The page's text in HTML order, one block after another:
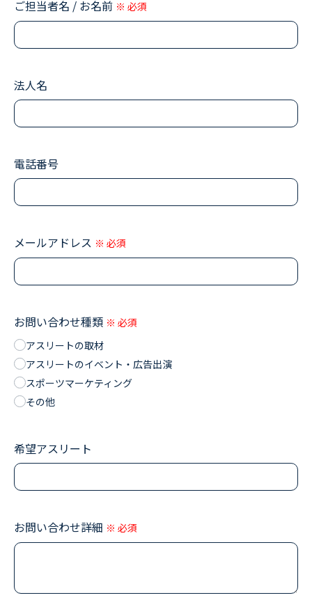
ご担当者名 / お名前 ※ 必須
法人名
電話番号
メールアドレス ※ 必須
お問い合わせ種類 ※ 必須
アスリートの取材
アスリートのイベント・広告出演
スポーツマーケティング
その他
希望アスリート
お問い合わせ詳細 ※ 必須